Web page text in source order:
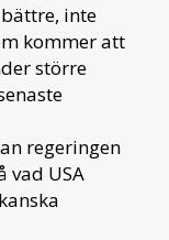
inte
kommer att
större
regeringen
vad USA